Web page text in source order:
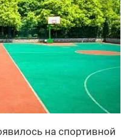
на спортивной